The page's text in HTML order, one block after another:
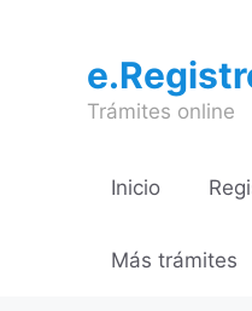
contenido
Trámites online
Inicio
Más trámites